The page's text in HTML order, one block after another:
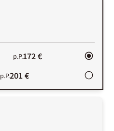
p.P.172 €
p.P.201 €